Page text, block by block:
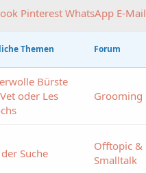
Pinterest WhatsApp E-Mail
Themen Forum
Bürste
oder Les
Grooming
Suche
Offtopic &
Smalltalk